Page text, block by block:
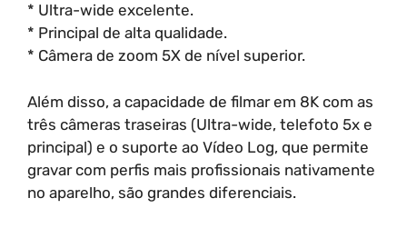
* Ultra-wide excelente.
* Principal de alta qualidade.
* Câmera de zoom 5X de nível superior.
Além disso, a capacidade de filmar em 8K com as
três câmeras traseiras (Ultra-wide, telefoto 5x e
principal) e o suporte ao Vídeo Log, que permite
gravar com perfis mais profissionais nativamente
no aparelho, são grandes diferenciais.